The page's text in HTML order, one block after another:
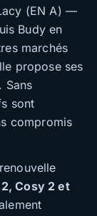
(EN A) —
Budy en
marchés
propose ses
Sans
sont
compromis
Cosy 2 et